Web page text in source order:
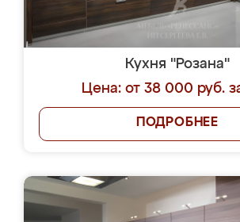
Кухня "Розана"
Цена: от 38 000 руб.
ПОДРОБНЕЕ